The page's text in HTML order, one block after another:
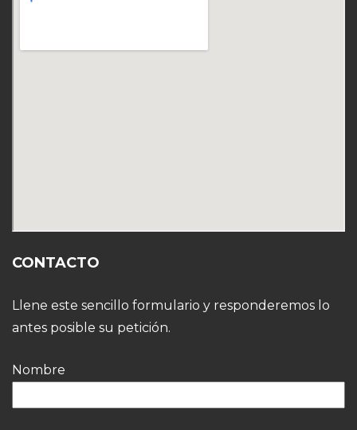
CONTACTO
Llene este sencillo formulario y responderemos lo
antes posible su petición.
Nombre